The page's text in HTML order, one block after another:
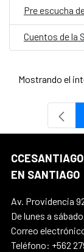
Pre escucha
Cuentos de la
Mostrando el
EN SANTIAGO
Av. Providencia
De lunes a
Correo
Teléfono: +562